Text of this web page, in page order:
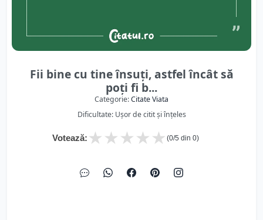
Fii bine cu tine însuți, astfel încât să
poți fi b...
Categorie:Citate Viata
Dificultate: Ușor de citit și înțeles
Votează: ★
★
★
★
★ (0/5 din 0)